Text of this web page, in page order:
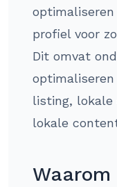
optimaliseren
profiel voor
Dit omvat
optimaliseren
listing, lokale
lokale
Waarom